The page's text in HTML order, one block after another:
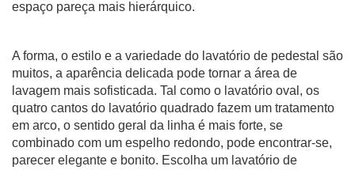
espaço pareça mais hierárquico.
A forma, o estilo e a variedade do lavatório de pedestal são
muitos, a aparência delicada pode tornar a área de
lavagem mais sofisticada. Tal como o lavatório oval, os
quatro cantos do lavatório quadrado fazem um tratamento
em arco, o sentido geral da linha é mais forte, se
combinado com um espelho redondo, pode encontrar-se,
parecer elegante e bonito. Escolha um lavatório de